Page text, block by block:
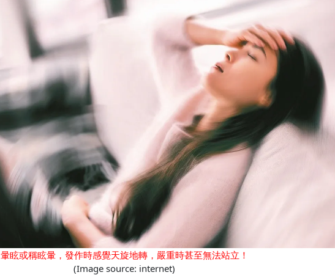
暈眩或稱眩暈，發作時感覺天旋地轉，嚴重時甚至無法站立！
(Image source: internet)